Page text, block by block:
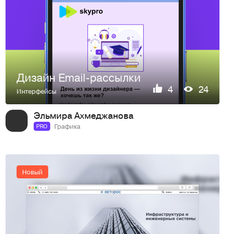
Дизайн Email-рассылки
Интерфейсы 4 24
Эльмира Ахмеджанова
PRO Графика
Новый